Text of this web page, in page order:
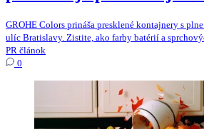
GROHE Colors prináša presklené kontajnery s
ulíc Bratislavy. Zistite, ako farby batérií a
PR článok
0